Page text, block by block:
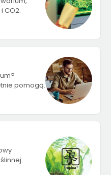
CO2.
pomogą.